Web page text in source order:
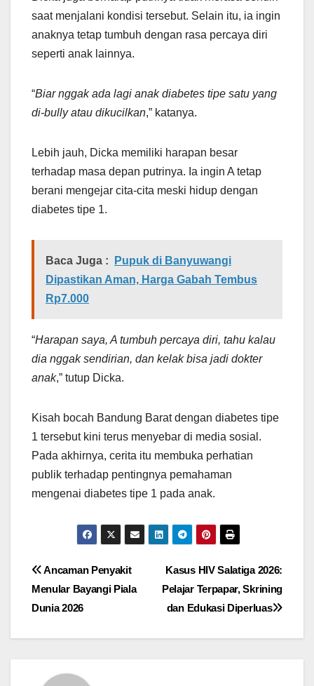
saat menjalani kondisi tersebut. Selain itu, ia ingin
anaknya tetap tumbuh dengan rasa percaya diri
seperti anak lainnya.
“Biar nggak ada lagi anak diabetes tipe satu yang
di-bully atau dikucilkan,” katanya.
Lebih jauh, Dicka memiliki harapan besar
terhadap masa depan putrinya. Ia ingin A tetap
berani mengejar cita-cita meski hidup dengan
diabetes tipe 1.
Baca Juga :
Pupuk di Banyuwangi
Dipastikan Aman, Harga Gabah Tembus
Rp7.000
“Harapan saya, A tumbuh percaya diri, tahu kalau
dia nggak sendirian, dan kelak bisa jadi dokter
anak,” tutup Dicka.
Kisah bocah Bandung Barat dengan diabetes tipe
1 tersebut kini terus menyebar di media sosial.
Pada akhirnya, cerita itu membuka perhatian
publik terhadap pentingnya pemahaman
mengenai diabetes tipe 1 pada anak.
Navigasi
pos
Kasus HIV Salatiga 2026:
Pelajar Terpapar, Skrining
dan Edukasi Diperluas
Ancaman Penyakit
Menular Bayangi Piala
Dunia 2026